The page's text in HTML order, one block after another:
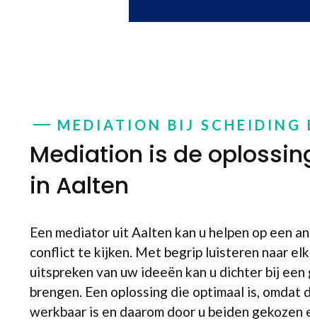
MEDIATION BIJ SCHEIDING
Mediation is de
in Aalten
Een mediator uit Aalten kan u helpen op een
conflict te kijken. Met begrip luisteren naar
uitspreken van uw ideeën kan u dichter bij
brengen. Een oplossing die optimaal is, omdat
werkbaar is en daarom door u beiden